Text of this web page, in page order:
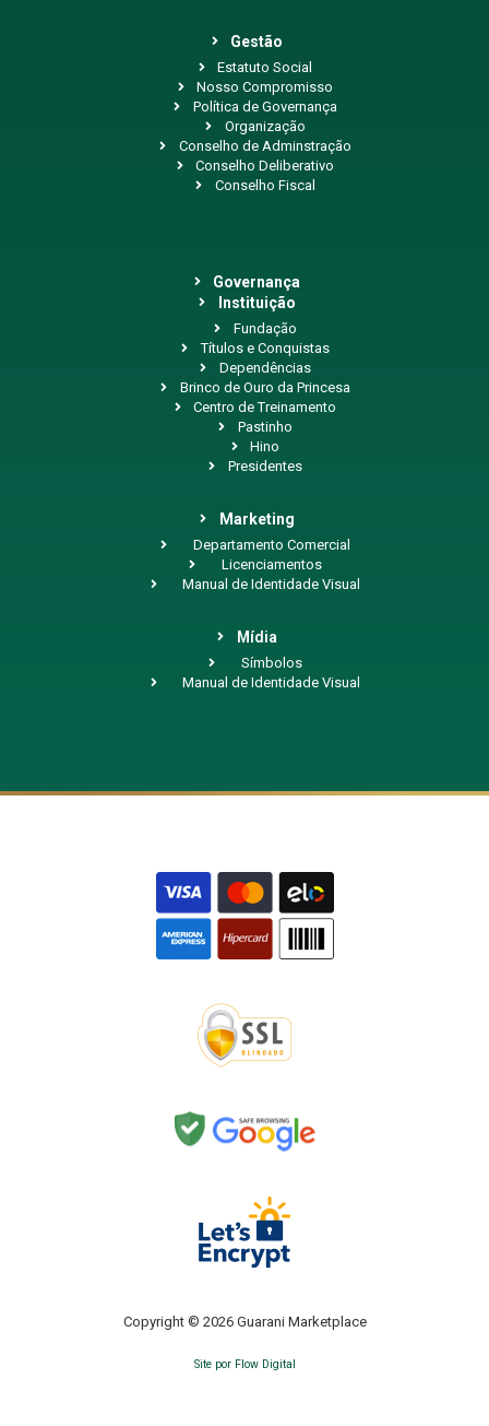
Gestão
Estatuto Social
Nosso Compromisso
Política de Governança
Organização
Conselho de Adminstração
Conselho Deliberativo
Conselho Fiscal
Governança
Instituição
Fundação
Títulos e Conquistas
Dependências
Brinco de Ouro da Princesa
Centro de Treinamento
Pastinho
Hino
Presidentes
Marketing
Departamento Comercial
Licenciamentos
Manual de Identidade Visual
Mídia
Símbolos
Manual de Identidade Visual
Copyright © 2026 Guarani Marketplace
Site por Flow Digital